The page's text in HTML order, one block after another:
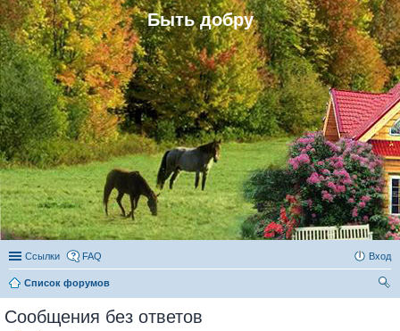
Быть добру
Ссылки FAQ Вход
Список форумов
Сообщения без ответов